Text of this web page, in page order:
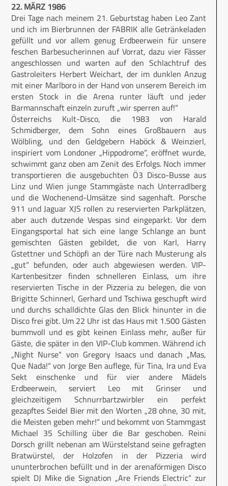
22. MÄRZ 1986
Drei Tage nach meinem 21. Geburtstag haben Leo Zant
und ich im Bierbrunnen der FABRIK alle Getränkeladen
gefüllt und vor allem genug Erdbeerwein für unsere
feschen Barbesucherinnen auf Vorrat, dazu vier Fässer
angeschlossen und warten auf den Schlachtruf des
Gastroleiters Herbert Weichart, der im dunklen Anzug
mit einer Marlboro in der Hand von unserem Bereich im
ersten Stock in die Arena runter läuft und jeder
Barmannschaft einzeln zuruft „wir sperren auf!“
Österreichs Kult-Disco, die 1983 von Harald
Schmidberger, dem Sohn eines Großbauern aus
Wölbling, und den Geldgebern Haböck & Weinzierl,
inspiriert vom Londoner „Hippodrome“, eröffnet wurde,
schwimmt ganz oben am Zenit des Erfolgs. Noch immer
transportieren die ausgebuchten Ö3 Disco-Busse aus
Linz und Wien junge Stammgäste nach Unterradlberg
und die Wochenend-Umsätze sind sagenhaft. Porsche
911 und Jaguar XJS rollen zu reservierten Parkplätzen,
aber auch dutzende Vespas sind eingeparkt. Vor dem
Eingangsportal hat sich eine lange Schlange an bunt
gemischten Gästen gebildet, die von Karl, Harry
Gstettner und Schöpfi an der Türe nach Musterung als
„gut“ befunden, oder auch abgewiesen werden. VIP-
Kartenbesitzer finden schnelleren Einlass, um ihre
reservierten Tische in der Pizzeria zu belegen, die von
Brigitte Schinnerl, Gerhard und Tschiwa geschupft wird
und durchs schalldichte Glas den Blick hinunter in die
Disco frei gibt. Um 22 Uhr ist das Haus mit 1.500 Gästen
bummvoll und es gibt keinen Einlass mehr, außer für
Gäste, die später in den VIP-Club kommen. Während ich
„Night Nurse“ von Gregory Isaacs und danach „Mas,
Que Nada!“ von Jorge Ben auflege, für Tina, Ira und Eva
Sekt einschenke und für vier andere Mädels
Erdbeerwein, serviert Leo mit Grinser und
gleichzeitigem Schnurrbartzwirbler ein perfekt
gezapftes Seidel Bier mit den Worten „28 ohne, 30 mit,
die Meisten geben mehr!“ und bekommt von Stammgast
Michael 35 Schilling über die Bar geschoben. Reini
Dorsch grillt nebenan am Würstelstand seine gefragten
Bratwürstel, der Holzofen in der Pizzeria wird
ununterbrochen befüllt und in der arenaförmigen Disco
spielt DJ Mike die Signation „Are Friends Electric“ zur